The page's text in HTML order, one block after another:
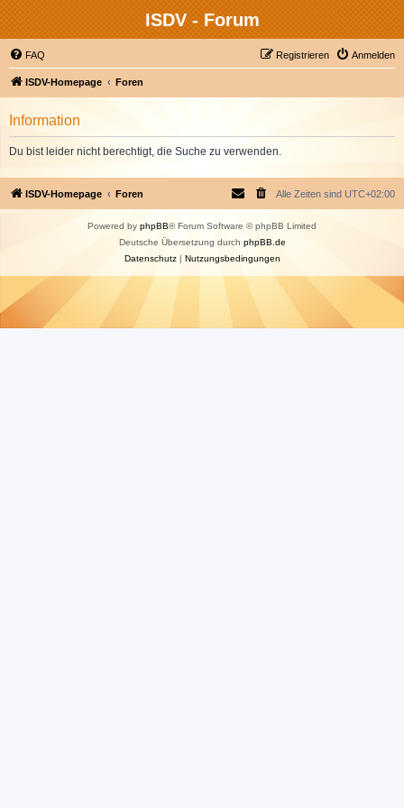
ISDV - Forum
FAQ Anmelden
Registrieren
ISDV-Homepage Foren
Information
Du bist leider nicht berechtigt, die Suche zu verwenden.
ISDV-Homepage Foren Alle Zeiten sind UTC+02:00
Powered by phpBB® Forum Software © phpBB Limited
Deutsche Übersetzung durch phpBB.de
Datenschutz| Nutzungsbedingungen